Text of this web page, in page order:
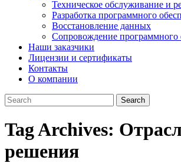
Техническое обслуживание и
Разработка программного
Восстановление данных
Сопровождение программного
Наши заказчики
Лицензии и сертификаты
Контакты
О компании
Tag Archives:
решения